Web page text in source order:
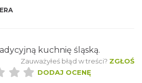
kuchnię śląską.
Zauważyłeś błąd w treści? ZGŁOŚ
DODAJ OCENĘ